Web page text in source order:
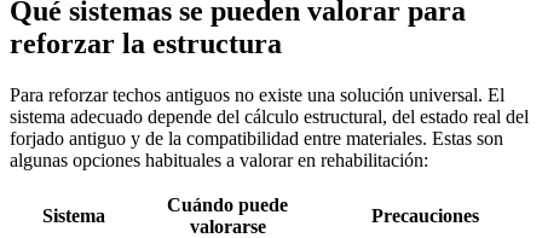
Qué sistemas se pueden valorar para
reforzar la estructura
Para reforzar techos antiguos no existe una solución universal. El
sistema adecuado depende del cálculo estructural, del estado real del
forjado antiguo y de la compatibilidad entre materiales. Estas son
algunas opciones habituales a valorar en rehabilitación:
Sistema
Cuándo puede
valorarse
Precauciones